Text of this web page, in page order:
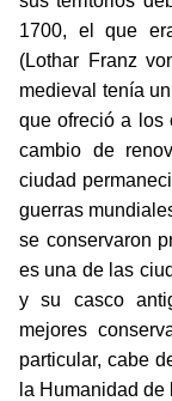
1700, el que
(Lothar Franz
medieval tenía
que ofreció a los
cambio de
ciudad
guerras
se conservaron
es una de las
y su casco
mejores
particular, cabe
la Humanidad